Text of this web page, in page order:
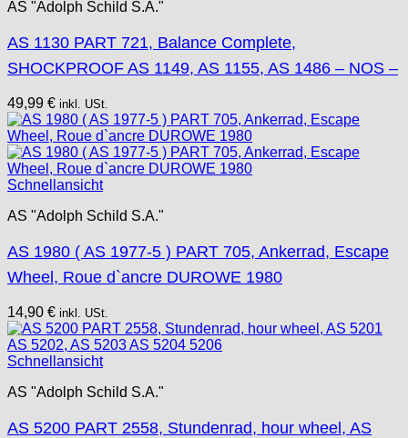
AS "Adolph Schild S.A."
AS 1130 PART 721, Balance Complete,
SHOCKPROOF AS 1149, AS 1155, AS 1486 – NOS –
49,99 € inkl. USt.
Schnellansicht
AS "Adolph Schild S.A."
AS 1980 ( AS 1977-5 ) PART 705, Ankerrad, Escape
Wheel, Roue d`ancre DUROWE 1980
14,90 € inkl. USt.
Schnellansicht
AS "Adolph Schild S.A."
AS 5200 PART 2558, Stundenrad, hour wheel, AS